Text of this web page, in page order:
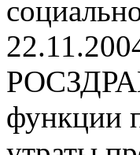
функции